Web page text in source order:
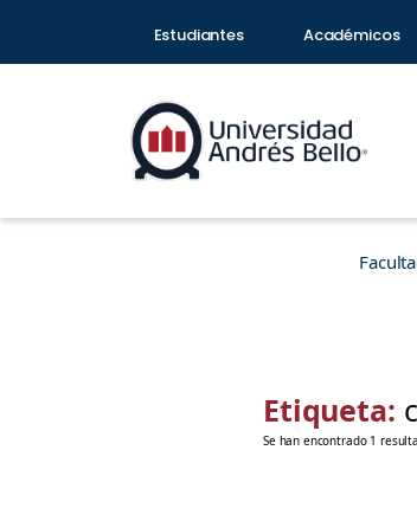
Estudiantes Académicos
Etiqueta:
Se han encontrado 1